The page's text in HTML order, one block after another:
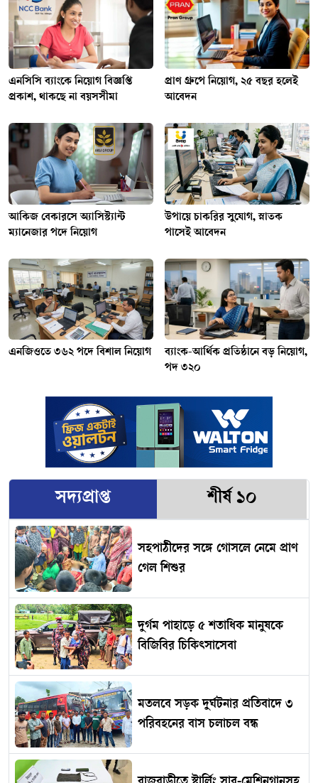
এনসিসি ব্যাংকে নিয়োগ বিজ্ঞপ্তি
প্রকাশ, থাকছে না বয়সসীমা
প্রাণ গ্রুপে নিয়োগ, ২৫ বছর হলেই
আবেদন
আকিজ বেকারসে অ্যাসিস্ট্যান্ট
ম্যানেজার পদে নিয়োগ
উপায়ে চাকরির সুযোগ, স্নাতক
পাসেই আবেদন
এনজিওতে ৩৬২ পদে বিশাল নিয়োগ
ব্যাংক-আর্থিক প্রতিষ্ঠানে বড় নিয়োগ,
পদ ৩২০
সদ্যপ্রাপ্ত শীর্ষ ১০
সহপাঠীদের সঙ্গে গোসলে নেমে প্রাণ
গেল শিশুর
দুর্গম পাহাড়ে ৫ শতাধিক মানুষকে
বিজিবির চিকিৎসাসেবা
মতলবে সড়ক দুর্ঘটনার প্রতিবাদে ৩
পরিবহনের বাস চলাচল বন্ধ